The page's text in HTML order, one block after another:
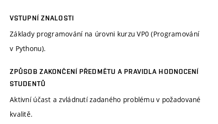
VSTUPNÍ ZNALOSTI
Základy programování na úrovni kurzu VP0 (Programování
v Pythonu).
ZPŮSOB ZAKONČENÍ PŘEDMĚTU A PRAVIDLA HODNOCENÍ
STUDENTŮ
Aktivní účast a zvládnutí zadaného problému v požadované
kvalitě.